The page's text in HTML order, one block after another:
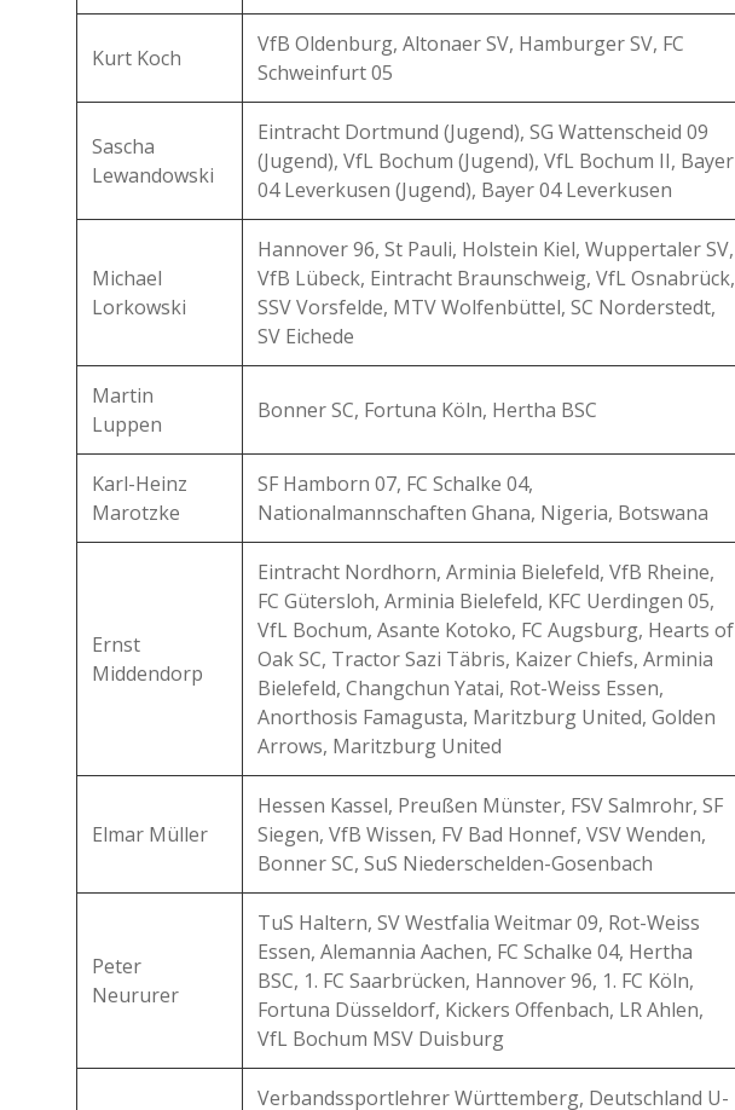
Kurt Koch
VfB Oldenburg, Altonaer SV, Hamburger SV, FC
Schweinfurt 05
Sascha
Lewandowski
Eintracht Dortmund (Jugend), SG Wattenscheid 09
(Jugend), VfL Bochum (Jugend), VfL Bochum II, Bayer
04 Leverkusen (Jugend), Bayer 04 Leverkusen
Michael
Lorkowski
Hannover 96, St Pauli, Holstein Kiel, Wuppertaler SV,
VfB Lübeck, Eintracht Braunschweig, VfL Osnabrück,
SSV Vorsfelde, MTV Wolfenbüttel, SC Norderstedt,
SV Eichede
Martin
Luppen
Bonner SC, Fortuna Köln, Hertha BSC
Karl-Heinz
Marotzke
SF Hamborn 07, FC Schalke 04,
Nationalmannschaften Ghana, Nigeria, Botswana
Ernst
Middendorp
Eintracht Nordhorn, Arminia Bielefeld, VfB Rheine,
FC Gütersloh, Arminia Bielefeld, KFC Uerdingen 05,
VfL Bochum, Asante Kotoko, FC Augsburg, Hearts of
Oak SC, Tractor Sazi Täbris, Kaizer Chiefs, Arminia
Bielefeld, Changchun Yatai, Rot-Weiss Essen,
Anorthosis Famagusta, Maritzburg United, Golden
Arrows, Maritzburg United
Elmar Müller
Hessen Kassel, Preußen Münster, FSV Salmrohr, SF
Siegen, VfB Wissen, FV Bad Honnef, VSV Wenden,
Bonner SC, SuS Niederschelden-Gosenbach
Peter
Neururer
TuS Haltern, SV Westfalia Weitmar 09, Rot-Weiss
Essen, Alemannia Aachen, FC Schalke 04, Hertha
BSC, 1. FC Saarbrücken, Hannover 96, 1. FC Köln,
Fortuna Düsseldorf, Kickers Offenbach, LR Ahlen,
VfL Bochum MSV Duisburg
Verbandssportlehrer Württemberg, Deutschland U-